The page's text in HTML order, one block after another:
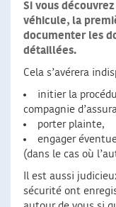
Si vous
véhicule, la
documenter les
détaillées.
Cela s’avérera
initier la
compagnie
porter plainte,
engager
(dans le cas où
Il est aussi
sécurité ont